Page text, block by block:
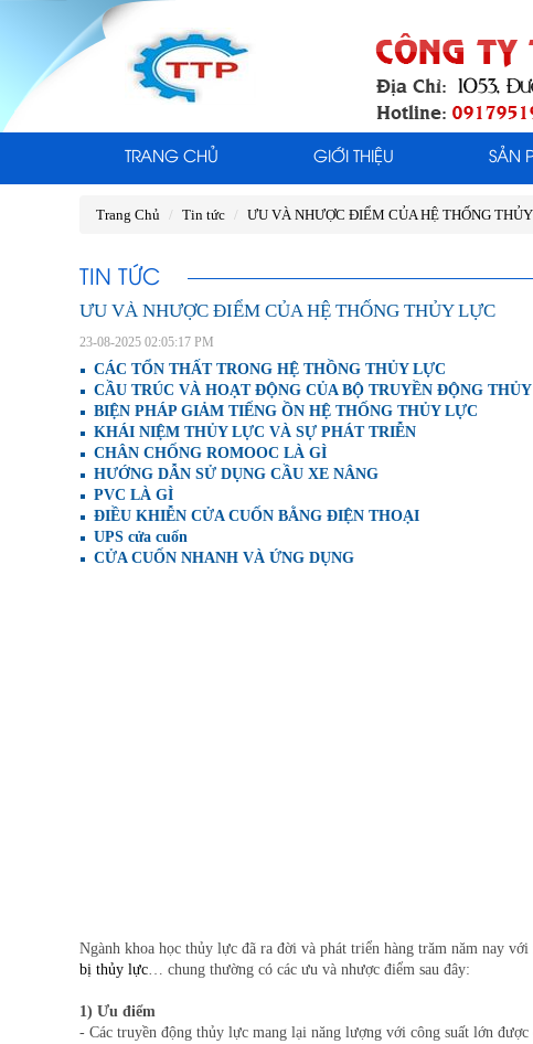
TRANG CHỦ GIỚI THIỆU SẢN
Trang Chủ Tin tức ƯU VÀ NHƯỢC ĐIỂM CỦA HỆ THỐNG
TIN TỨC
ƯU VÀ NHƯỢC ĐIỂM CỦA HỆ THỐNG THỦY LỰC
23-08-2025 02:05:17 PM
CÁC TỔN THẤT TRONG HỆ THỒNG THỦY LỰC
CẦU TRÚC VÀ HOẠT ĐỘNG CỦA BỘ TRUYỀN ĐỘNG
BIỆN PHÁP GIẢM TIẾNG ỒN HỆ THỐNG THỦY LỰC
KHÁI NIỆM THỦY LỰC VÀ SỰ PHÁT TRIỄN
CHÂN CHỐNG ROMOOC LÀ GÌ
HƯỚNG DẪN SỬ DỤNG CẦU XE NÂNG
PVC LÀ GÌ
ĐIỀU KHIỄN CỬA CUỐN BẰNG ĐIỆN THOẠI
UPS cửa cuốn
CỬA CUỐN NHANH VÀ ỨNG DỤNG
Ngành khoa học thủy lực đã ra đời và phát triển hàng trăm năm nay
bị thủy lực… chung thường có các ưu và nhược điểm sau đây:
1) Ưu điểm
- Các truyền động thủy lực mang lại năng lượng với công suất lớn